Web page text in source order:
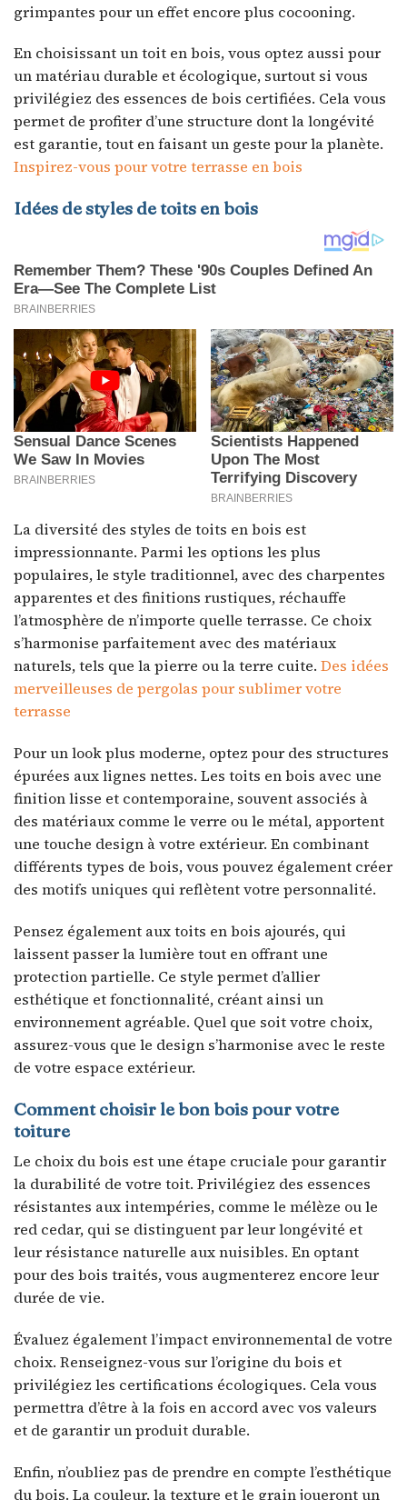
grimpantes pour un effet encore plus cocooning.
En choisissant un toit en bois, vous optez aussi pour
un matériau durable et écologique, surtout si vous
privilégiez des essences de bois certifiées. Cela vous
permet de profiter d’une structure dont la longévité
est garantie, tout en faisant un geste pour la planète.
Inspirez-vous pour votre terrasse en bois
Idées de styles de toits en bois
La diversité des styles de toits en bois est
impressionnante. Parmi les options les plus
populaires, le style traditionnel, avec des charpentes
apparentes et des finitions rustiques, réchauffe
l’atmosphère de n’importe quelle terrasse. Ce choix
s’harmonise parfaitement avec des matériaux
naturels, tels que la pierre ou la terre cuite. Des idées
merveilleuses de pergolas pour sublimer votre
terrasse
Pour un look plus moderne, optez pour des structures
épurées aux lignes nettes. Les toits en bois avec une
finition lisse et contemporaine, souvent associés à
des matériaux comme le verre ou le métal, apportent
une touche design à votre extérieur. En combinant
différents types de bois, vous pouvez également créer
des motifs uniques qui reflètent votre personnalité.
Pensez également aux toits en bois ajourés, qui
laissent passer la lumière tout en offrant une
protection partielle. Ce style permet d’allier
esthétique et fonctionnalité, créant ainsi un
environnement agréable. Quel que soit votre choix,
assurez-vous que le design s’harmonise avec le reste
de votre espace extérieur.
Comment choisir le bon bois pour votre
toiture
Le choix du bois est une étape cruciale pour garantir
la durabilité de votre toit. Privilégiez des essences
résistantes aux intempéries, comme le mélèze ou le
red cedar, qui se distinguent par leur longévité et
leur résistance naturelle aux nuisibles. En optant
pour des bois traités, vous augmenterez encore leur
durée de vie.
Évaluez également l’impact environnemental de votre
choix. Renseignez-vous sur l’origine du bois et
privilégiez les certifications écologiques. Cela vous
permettra d’être à la fois en accord avec vos valeurs
et de garantir un produit durable.
Enfin, n’oubliez pas de prendre en compte l’esthétique
du bois. La couleur, la texture et le grain joueront un